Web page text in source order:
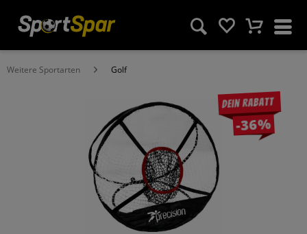
Weitere Sportarten Golf
Dein Rabatt
-36%